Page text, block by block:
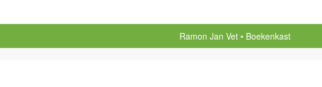
Ramon Jan Vet Boekenkast